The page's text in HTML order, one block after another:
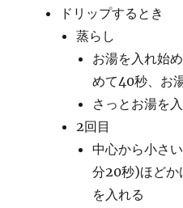
ドリップするとき
蒸らし
お湯を入れ始
めて40秒、お
さっとお湯を
2回目
中心から小さ
分20秒)ほど
を入れる